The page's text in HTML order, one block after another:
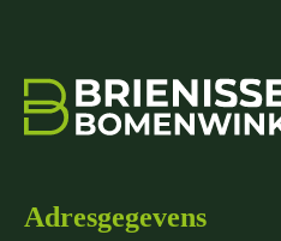
Adresgegevens